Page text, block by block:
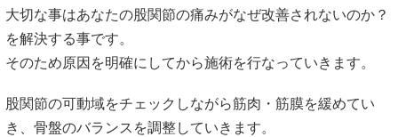
大切な事はあなたの股関節の痛みがなぜ改善されないのか？
を解決する事です。
そのため原因を明確にしてから施術を行なっていきます。
股関節の可動域をチェックしながら筋肉・筋膜を緩めてい
き、骨盤のバランスを調整していきます。